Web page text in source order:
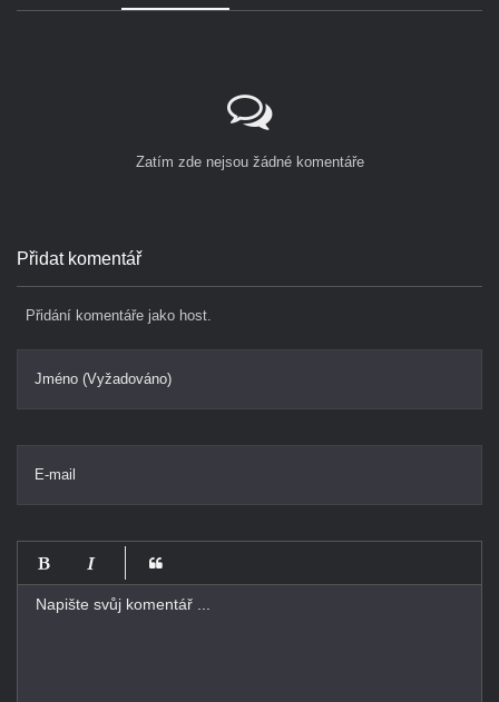
Zatím zde nejsou žádné komentáře
Přidat komentář
Přidání komentáře jako host.
Jméno (Vyžadováno)
E-mail
-